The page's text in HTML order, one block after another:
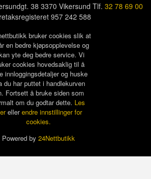
38 3370 Vikersund Tlf. 32 78 69 00
957 242 588
bruker cookies slik at
en bedre kjøpsopplevelse og
yte deg bedre service. Vi
cookies hovedsaklig til å
innloggingsdetaljer og huske
du har puttet i handlekurven
Fortsett å bruke siden som
om du godtar dette. Les
ellerendre innstillinger for
cookies.
Powered by 24Nettbutikk